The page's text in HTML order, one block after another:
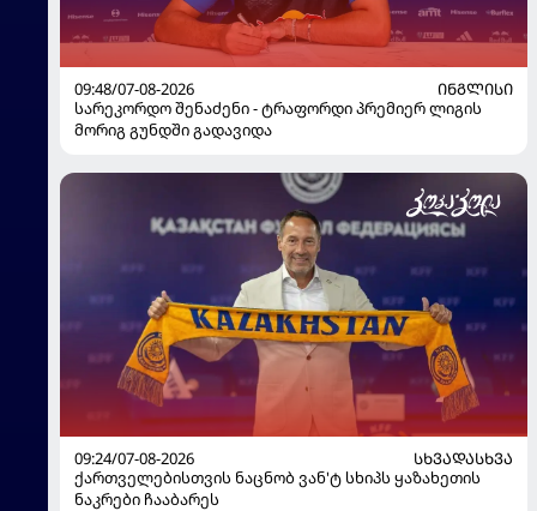
09:48/07-08-2026
ᲘᲜᲒᲚᲘᲡᲘ
სარეკორდო შენაძენი - ტრაფორდი პრემიერ ლიგის
მორიგ გუნდში გადავიდა
09:24/07-08-2026
ᲡᲮᲕᲐᲓᲐᲡᲮᲕᲐ
ქართველებისთვის ნაცნობ ვან'ტ სხიპს ყაზახეთის
ნაკრები ჩააბარეს